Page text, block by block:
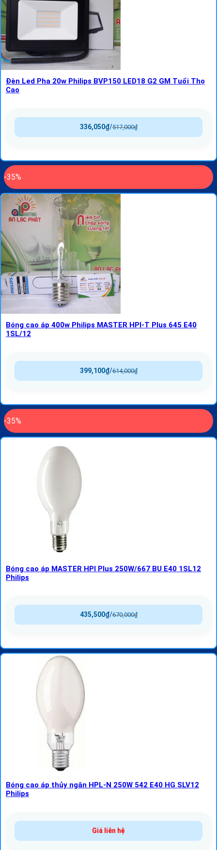
Đèn Led Pha 20w Philips BVP150 LED18 G2 GM Tuổi Thọ
Cao
517,000₫
/
336,050₫
-35%
Bóng cao áp 400w Philips MASTER HPI-T Plus 645 E40
1SL/12
614,000₫
/
399,100₫
-35%
Bóng cao áp MASTER HPI Plus 250W/667 BU E40 1SL12
Philips
670,000₫
/
435,500₫
Bóng cao áp thủy ngân HPL-N 250W 542 E40 HG SLV12
Philips
Giá liên hệ